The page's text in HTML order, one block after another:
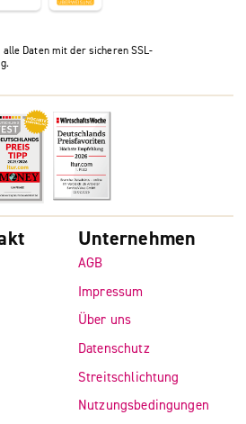
Daten mit der sicheren SSL-
Unternehmen
AGB
Impressum
Über uns
Datenschutz
Streitschlichtung
Nutzungsbedingungen